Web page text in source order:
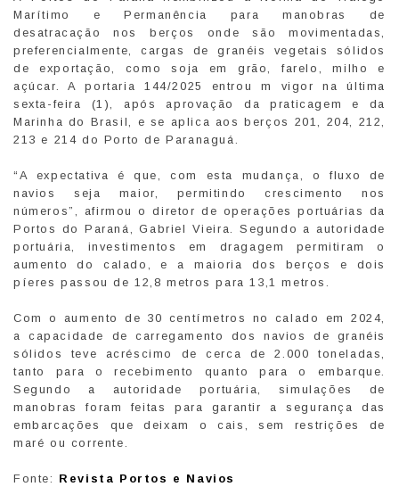
Marítimo e Permanência para manobras de
desatracação nos berços onde são movimentadas,
preferencialmente, cargas de granéis vegetais sólidos
de exportação, como soja em grão, farelo, milho e
açúcar. A portaria 144/2025 entrou m vigor na última
sexta-feira (1), após aprovação da praticagem e da
Marinha do Brasil, e se aplica aos berços 201, 204, 212,
213 e 214 do Porto de Paranaguá.
“A expectativa é que, com esta mudança, o fluxo de
navios seja maior, permitindo crescimento nos
números”, afirmou o diretor de operações portuárias da
Portos do Paraná, Gabriel Vieira. Segundo a autoridade
portuária, investimentos em dragagem permitiram o
aumento do calado, e a maioria dos berços e dois
píeres passou de 12,8 metros para 13,1 metros.
Com o aumento de 30 centímetros no calado em 2024,
a capacidade de carregamento dos navios de granéis
sólidos teve acréscimo de cerca de 2.000 toneladas,
tanto para o recebimento quanto para o embarque.
Segundo a autoridade portuária, simulações de
manobras foram feitas para garantir a segurança das
embarcações que deixam o cais, sem restrições de
maré ou corrente.
Fonte: Revista Portos e Navios